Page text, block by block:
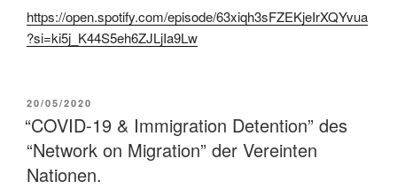
https://open.spotify.com/episode/63xiqh3sFZEKjeIrXQYvua
?si=ki5j_K44S5eh6ZJLjIa9Lw
20/05/2020
“COVID-19 & Immigration Detention” des
“Network on Migration” der Vereinten
Nationen.